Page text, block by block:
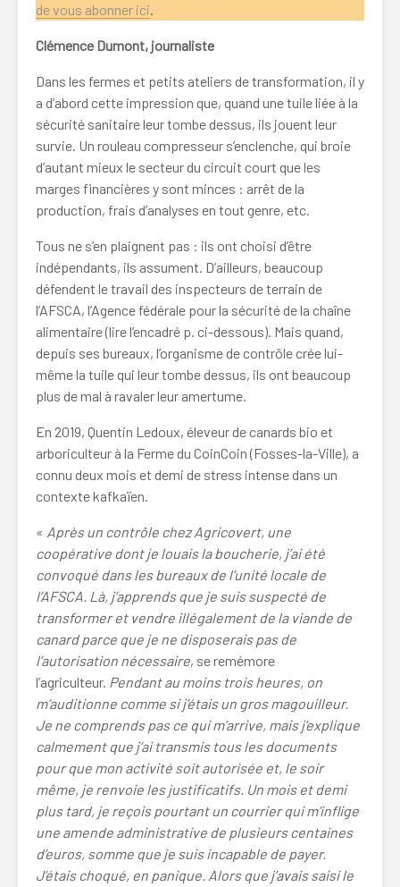
de vous abonner ici.
Clémence Dumont, journaliste
Dans les fermes et petits ateliers de transformation, il y
a d’abord cette impression que, quand une tuile liée à la
sécurité sanitaire leur tombe dessus, ils jouent leur
survie. Un rouleau compresseur s’enclenche, qui broie
d’autant mieux le secteur du circuit court que les
marges financières y sont minces : arrêt de la
production, frais d’analyses en tout genre, etc.
Tous ne s’en plaignent pas : ils ont choisi d’être
indépendants, ils assument. D’ailleurs, beaucoup
défendent le travail des inspecteurs de terrain de
l’AFSCA, l’Agence fédérale pour la sécurité de la chaîne
alimentaire (lire l’encadré p. ci-dessous). Mais quand,
depuis ses bureaux, l’organisme de contrôle crée lui-
même la tuile qui leur tombe dessus, ils ont beaucoup
plus de mal à ravaler leur amertume.
En 2019, Quentin Ledoux, éleveur de canards bio et
arboriculteur à la Ferme du CoinCoin (Fosses-la-Ville), a
connu deux mois et demi de stress intense dans un
contexte kafkaïen.
« Après un contrôle chez Agricovert, une
coopérative dont je louais la boucherie, j’ai été
convoqué dans les bureaux de l’unité locale de
l’AFSCA. Là, j’apprends que je suis suspecté de
transformer et vendre illégalement de la viande de
canard parce que je ne disposerais pas de
l’autorisation nécessaire, se remémore
l’agriculteur. Pendant au moins trois heures, on
m’auditionne comme si j’étais un gros magouilleur.
Je ne comprends pas ce qui m’arrive, mais j’explique
calmement que j’ai transmis tous les documents
pour que mon activité soit autorisée et, le soir
même, je renvoie les justificatifs. Un mois et demi
plus tard, je reçois pourtant un courrier qui m’inflige
une amende administrative de plusieurs centaines
d’euros, somme que je suis incapable de payer.
J’étais choqué, en panique. Alors que j’avais saisi le